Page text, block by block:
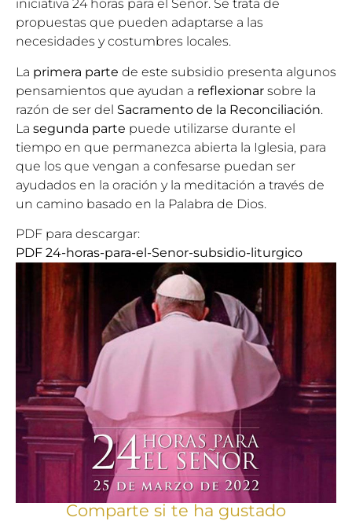
iniciativa 24 horas para el Señor. Se trata de
propuestas que pueden adaptarse a las
necesidades y costumbres locales.
La primera parte de este subsidio presenta algunos
pensamientos que ayudan a reflexionar sobre la
razón de ser del Sacramento de la Reconciliación.
La segunda parte puede utilizarse durante el
tiempo en que permanezca abierta la Iglesia, para
que los que vengan a confesarse puedan ser
ayudados en la oración y la meditación a través de
un camino basado en la Palabra de Dios.
PDF para descargar:
PDF 24-horas-para-el-Senor-subsidio-liturgico
Comparte si te ha gustado